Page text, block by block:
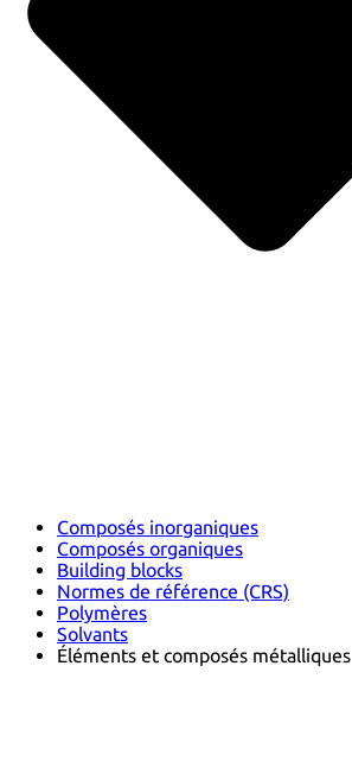
Composés inorganiques
Composés organiques
Building blocks
Normes de référence (CRS)
Polymères
Solvants
Éléments et composés métalliques